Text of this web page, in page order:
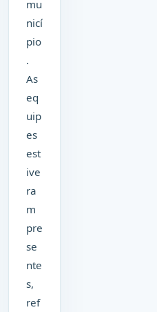
mu
nicí
pio
.
As
eq
uip
es
est
ive
ra
m
pre
se
nte
s,
ref